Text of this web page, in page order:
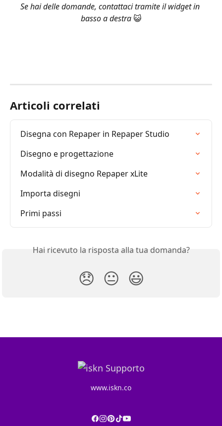
Se hai delle domande, contattaci tramite il widget in
basso a destra 😺
Articoli correlati
Disegna con Repaper in Repaper Studio
Disegno e progettazione
Modalità di disegno Repaper xLite
Importa disegni
Primi passi
Hai ricevuto la risposta alla tua domanda?
😞 😐 😃
www.iskn.co